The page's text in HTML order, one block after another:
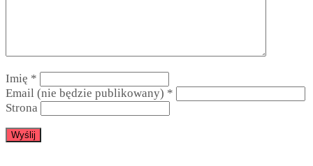
Imię *
Email (nie będzie publikowany) *
Strona